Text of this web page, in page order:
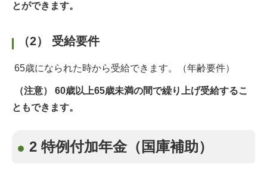
とができます。
（2） 受給要件
65歳になられた時から受給できます。（年齢要件）
（注意） 60歳以上65歳未満の間で繰り上げ受給するこ
ともできます。
2 特例付加年金（国庫補助）